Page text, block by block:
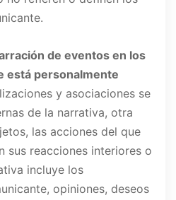
de eventos en los
está personalmente
y asociaciones se
de la narrativa, otra
las acciones del que
sus reacciones interiores o
incluye los
opiniones, deseos